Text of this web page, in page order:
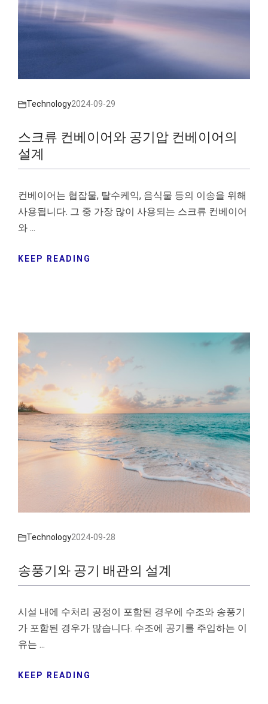
Technology2024-09-29
스크류 컨베이어와 공기압 컨베이어의
설계
컨베이어는 협잡물, 탈수케익, 음식물 등의 이송을 위해
사용됩니다. 그 중 가장 많이 사용되는 스크류 컨베이어
와 ...
KEEP READING
Technology2024-09-28
송풍기와 공기 배관의 설계
시설 내에 수처리 공정이 포함된 경우에 수조와 송풍기
가 포함된 경우가 많습니다. 수조에 공기를 주입하는 이
유는 ...
KEEP READING